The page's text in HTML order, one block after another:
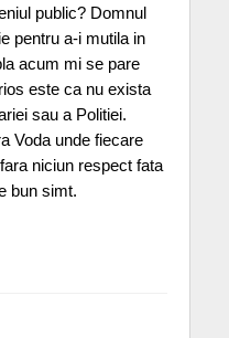
public? Domnul
pentru a-i mutila in
acum mi se pare
este ca nu exista
sau a Politiei.
Voda unde fiecare
niciun respect fata
bun simt.